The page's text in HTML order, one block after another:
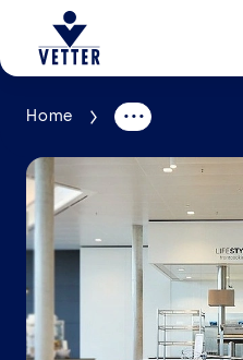
Unternehmen
Verantwortung
Services
Standorte
Home